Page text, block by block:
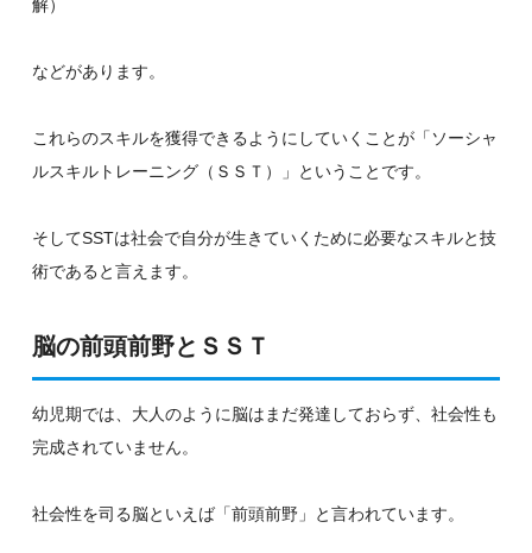
解）
などがあります。
これらのスキルを獲得できるようにしていくことが「ソーシャ
ルスキルトレーニング（ＳＳＴ）」ということです。
そしてSSTは社会で自分が生きていくために必要なスキルと技
術であると言えます。
脳の前頭前野とＳＳＴ
幼児期では、大人のように脳はまだ発達しておらず、社会性も
完成されていません。
社会性を司る脳といえば「前頭前野」と言われています。